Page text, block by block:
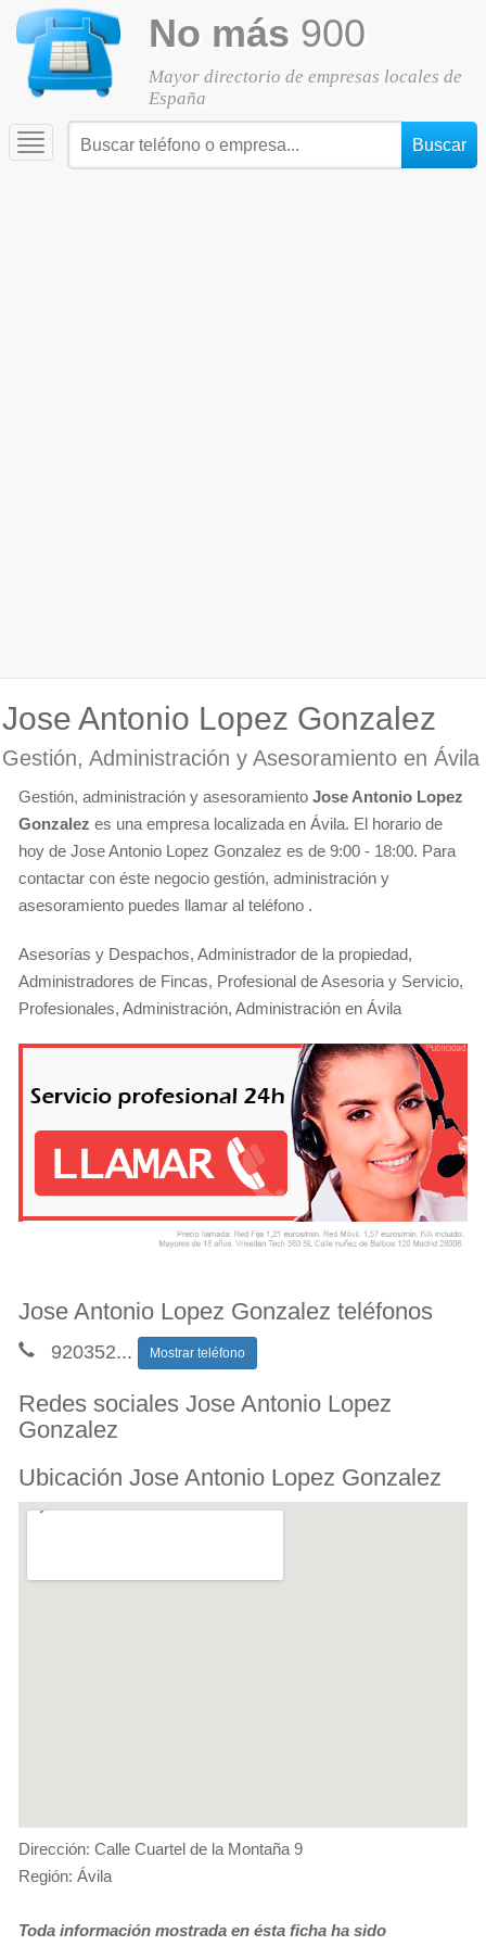
No más 900
Mayor directorio de empresas locales de
España
Toggle
navigation
Jose Antonio Lopez Gonzalez
Gestión, Administración y Asesoramiento en Ávila
Gestión, administración y asesoramiento Jose Antonio Lopez
Gonzalez es una empresa localizada en Ávila. El horario de
hoy de Jose Antonio Lopez Gonzalez es de 9:00 - 18:00. Para
contactar con éste negocio gestión, administración y
asesoramiento puedes llamar al teléfono .
Asesorías y Despachos, Administrador de la propiedad,
Administradores de Fincas, Profesional de Asesoria y Servicio,
Profesionales, Administración, Administración en Ávila
Jose Antonio Lopez Gonzalez teléfonos
920352... Mostrar teléfono
Redes sociales Jose Antonio Lopez
Gonzalez
Ubicación Jose Antonio Lopez Gonzalez
Dirección: Calle Cuartel de la Montaña 9
Región: Ávila
Toda información mostrada en ésta ficha ha sido